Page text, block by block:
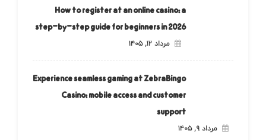
How to register at an online casino: a
step-by-step guide for beginners in 2026
مرداد ۱۲, ۱۴۰۵
Experience seamless gaming at ZebraBingo
Casino: mobile access and customer
support
مرداد ۹, ۱۴۰۵